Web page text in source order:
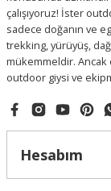
çalışıyoruz! İster
sadece doğanın ve
trekking, yürüyüş, dağ
mükemmeldir. Ancak
outdoor giysi ve
Hesabım